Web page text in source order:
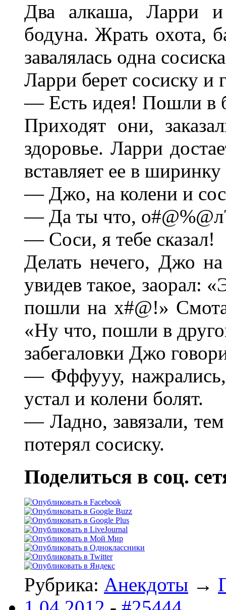
Два алкаша, Ларри
бодуна. Жрать охота,
завалялась одна
Ларри берет сосиску и
— Есть идея! Пошли в
Приходят они,
здоровье. Ларри
вставляет ее в
— Джо, на колени и
— Да ты что,
— Соси, я тебе сказал!
Делать нечего, Джо
увидев такое, заорал:
пошли на х#@!»
«Ну что, пошли в
забегаловки Джо
— Фффууу, нажрались,
устал и колени болят.
— Ладно, завязали,
потерял сосиску.
Поделиться в соц.
Рубрика: Анекдоты →